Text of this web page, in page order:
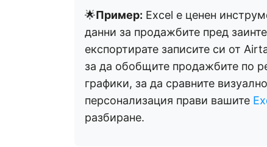
🌟Пример: Excel е ценен
данни за продажбите пред
експортирате записите си от
за да обобщите продажбите по
графики, за да сравните
персонализация прави вашите
разбиране.